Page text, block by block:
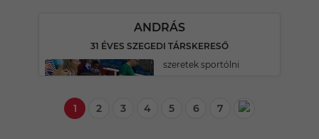
ANDRÁS
31 ÉVES SZEGEDI TÁRSKERESŐ
szeretek sportólni
1 2 3 4 5 6 7